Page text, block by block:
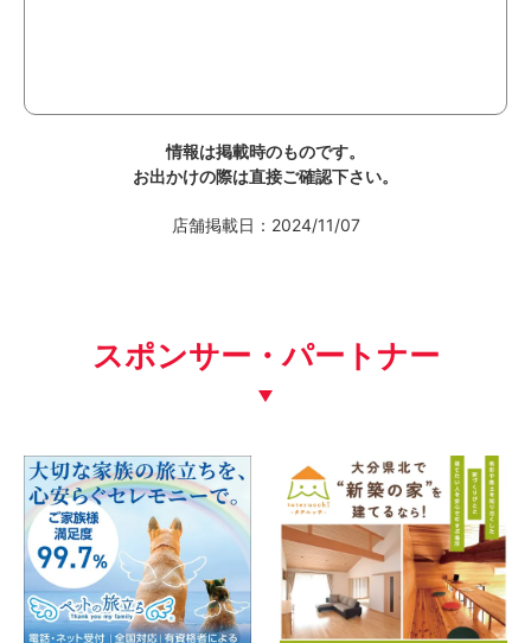
情報は掲載時のものです。
お出かけの際は直接ご確認下さい。
店舗掲載日：2024/11/07
スポンサー・パートナー